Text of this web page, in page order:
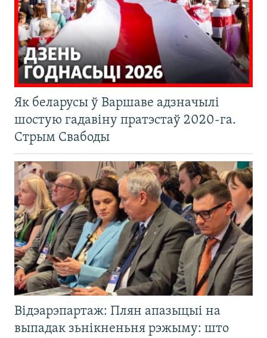
Як беларусы ў Варшаве адзначылі
шостую гадавіну пратэстаў 2020-га.
Стрым Свабоды
Відэарэпартаж: Плян апазыцыі на
выпадак зьнікненьня рэжыму: што